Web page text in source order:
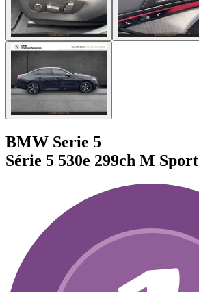
BMW Serie 5
Série 5 530e 299ch M Sport